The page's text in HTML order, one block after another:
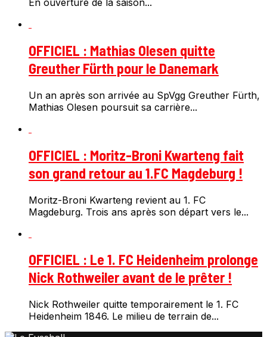
OFFICIEL : Mathias Olesen quitte
Greuther Fürth pour le Danemark
Un an après son arrivée au SpVgg Greuther Fürth,
Mathias Olesen poursuit sa carrière...
OFFICIEL : Moritz-Broni Kwarteng fait
son grand retour au 1.FC Magdeburg !
Moritz-Broni Kwarteng revient au 1. FC
Magdeburg. Trois ans après son départ vers le...
OFFICIEL : Le 1. FC Heidenheim prolonge
Nick Rothweiler avant de le prêter !
Nick Rothweiler quitte temporairement le 1. FC
Heidenheim 1846. Le milieu de terrain de...